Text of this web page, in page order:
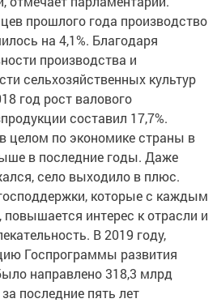
прошлого года производство
на 4,1%. Благодаря
производства и
сельхозяйственных культур
год рост валового
составил 17,7%.
целом по экономике страны в
в последние годы. Даже
село выходило в плюс.
которые с каждым
интерес к отрасли и
В 2019 году,
Госпрограммы развития
направлено 318,3 млрд
последние пять лет